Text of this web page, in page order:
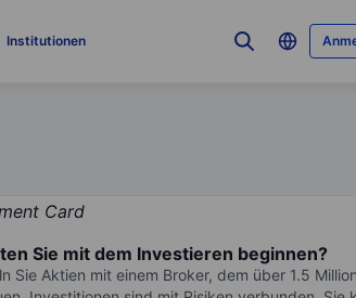
Institutionen
Sie mit dem Investieren beginnen?
Sie Aktien mit einem Broker, dem über 1.5